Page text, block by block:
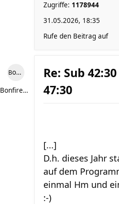
Zugriffe: 1178944
31.05.2026, 18:35
Rufe den Beitrag auf
Bonfire307
Bonfire307
Re: Sub
47:30
[...]
D.h. dieses Jahr
auf dem
einmal Hm und
:-)